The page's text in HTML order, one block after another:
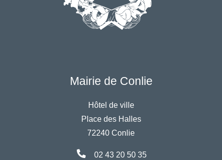
Mairie de Conlie
Hôtel de ville
Place des Halles
72240 Conlie
02 43 20 50 35